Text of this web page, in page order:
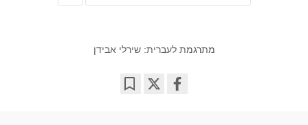
מתרגמת לעברית: שירלי אבידן